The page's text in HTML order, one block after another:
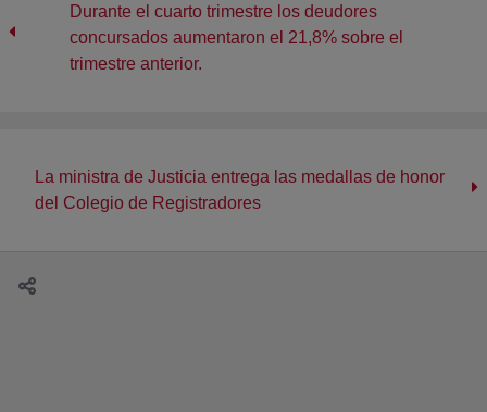
Durante el cuarto trimestre los deudores
concursados aumentaron el 21,8% sobre el
trimestre anterior.
La ministra de Justicia entrega las medallas de honor
del Colegio de Registradores